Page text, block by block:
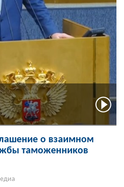
о взаимном
таможенников